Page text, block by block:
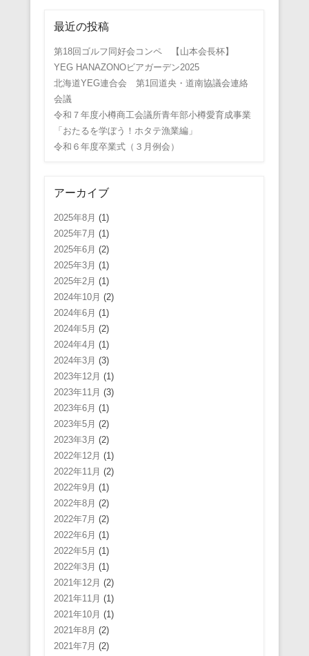
最近の投稿
第18回ゴルフ同好会コンペ 【山本会長杯】
YEG HANAZONOビアガーデン2025
北海道YEG連合会 第1回道央・道南協議会連絡
会議
令和７年度小樽商工会議所青年部小樽愛育成事業
「おたるを学ぼう！ホタテ漁業編」
令和６年度卒業式（３月例会）
アーカイブ
2025年8月 (1)
2025年7月 (1)
2025年6月 (2)
2025年3月 (1)
2025年2月 (1)
2024年10月 (2)
2024年6月 (1)
2024年5月 (2)
2024年4月 (1)
2024年3月 (3)
2023年12月 (1)
2023年11月 (3)
2023年6月 (1)
2023年5月 (2)
2023年3月 (2)
2022年12月 (1)
2022年11月 (2)
2022年9月 (1)
2022年8月 (2)
2022年7月 (2)
2022年6月 (1)
2022年5月 (1)
2022年3月 (1)
2021年12月 (2)
2021年11月 (1)
2021年10月 (1)
2021年8月 (2)
2021年7月 (2)